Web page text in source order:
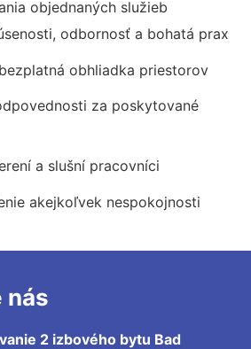
objednaných služieb
odbornosť a bohatá prax
obhliadka priestorov
za poskytované
a slušní pracovníci
akejkoľvek nespokojnosti
nás
2 izbového bytu Bad